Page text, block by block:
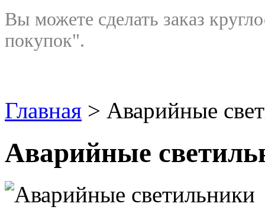
Вы можете сделать заказ
покупок".
Главная > Аварийные
Аварийные